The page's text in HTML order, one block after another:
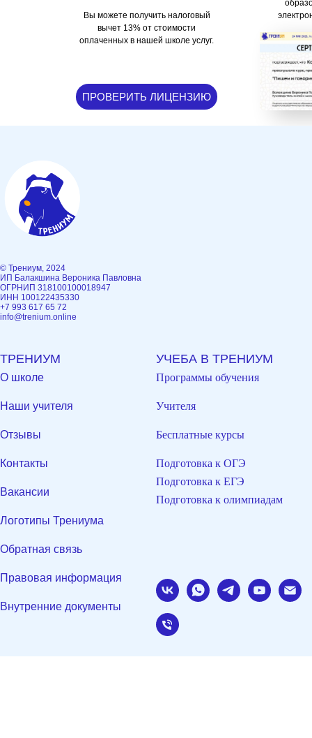
Вы можете получить налоговый
вычет 13% от стоимости
оплаченных в нашей школе услуг.
ПРОВЕРИТЬ ЛИЦЕНЗИЮ
© Трениум, 2024
ИП Балакшина Вероника Павловна
ОГРНИП 318100100018947
ИНН 100122435330
+7 993 617 65 72
info@trenium.online
ТРЕНИУМ
О школе
Наши учителя
Отзывы
Контакты
Вакансии
Логотипы Трениума
Обратная связь
Правовая информация
Внутренние документы
УЧЕБА В ТРЕНИУМ
Программы обучения
Учителя
Бесплатные курсы
Подготовка к ОГЭ
Подготовка к ЕГЭ
Подготовка к олимпиадам